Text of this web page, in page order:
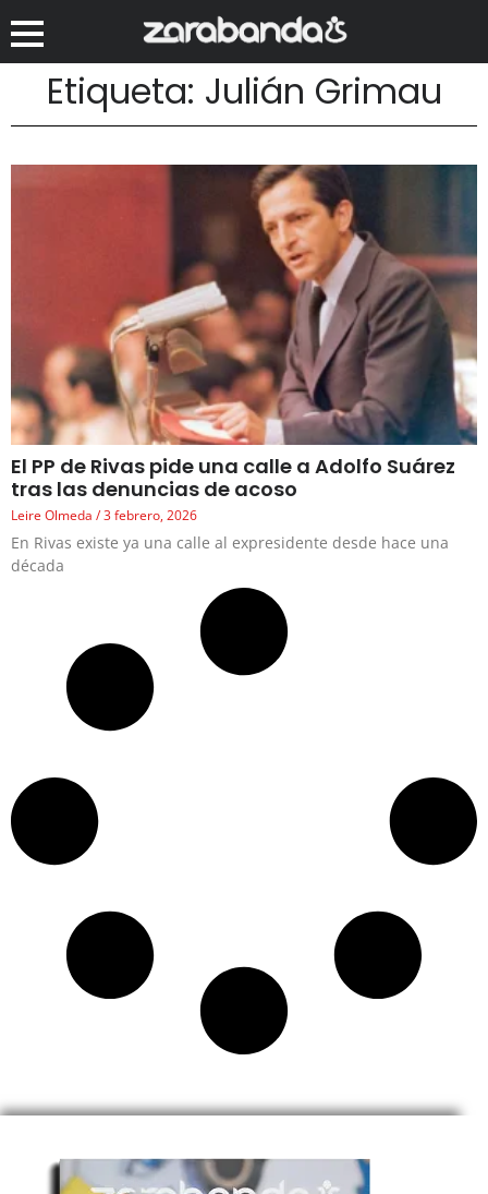
Etiqueta: Julián Grimau
El PP de Rivas pide una calle a Adolfo Suárez
tras las denuncias de acoso
Leire Olmeda 3 febrero, 2026
En Rivas existe ya una calle al expresidente desde hace una
década